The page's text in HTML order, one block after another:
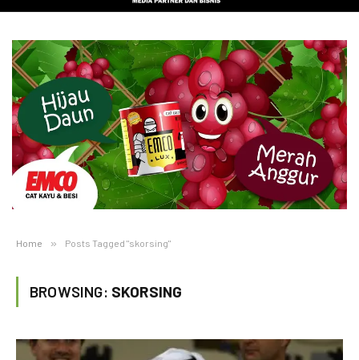
Home » Posts Tagged "skorsing"
BROWSING: SKORSING